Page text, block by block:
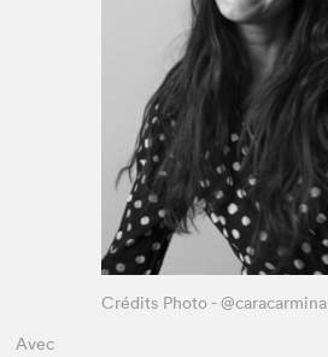
Avec
Crédits Photo - @caracarmina